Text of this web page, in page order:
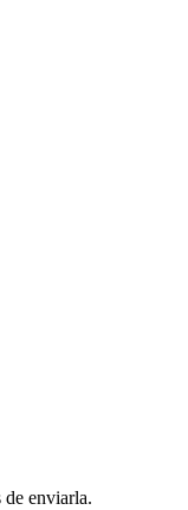
de enviarla.